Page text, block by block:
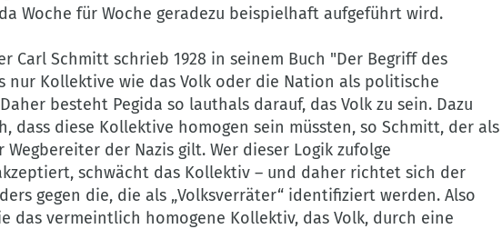
Woche für Woche geradezu beispielhaft aufgeführt wird.
Carl Schmitt schrieb 1928 in seinem Buch "Der Begriff des
nur Kollektive wie das Volk oder die Nation als politische
besteht Pegida so lauthals darauf, das Volk zu sein. Dazu
dass diese Kollektive homogen sein müssten, so Schmitt, der als
der Nazis gilt. Wer dieser Logik zufolge
schwächt das Kollektiv – und daher richtet sich der
gegen die, die als „Volksverräter“ identifiziert werden. Also
das vermeintlich homogene Kollektiv, das Volk, durch eine